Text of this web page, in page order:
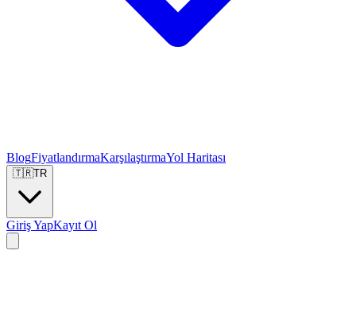
BlogFiyatlandırmaKarşılaştırmaYol Haritası
🇹🇷TR
Giriş YapKayıt Ol